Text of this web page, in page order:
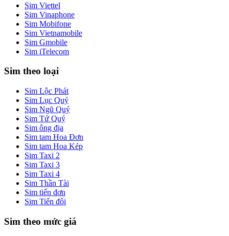
Sim Viettel
Sim Vinaphone
Sim Mobifone
Sim Vietnamobile
Sim Gmobile
Sim iTelecom
Sim theo loại
Sim Lộc Phát
Sim Lục Quý
Sim Ngũ Quý
Sim Tứ Quý
Sim ông địa
Sim tam Hoa Đơn
Sim tam Hoa Kép
Sim Taxi 2
Sim Taxi 3
Sim Taxi 4
Sim Thần Tài
Sim tiến đơn
Sim Tiến đôi
Sim theo mức giá